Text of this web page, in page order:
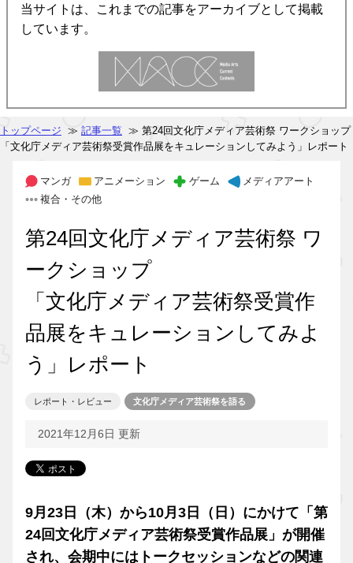
当サイトは、これまでの記事をアーカイブとして掲載
しています。
トップページ ≫ 記事一覧 ≫ 第24回文化庁メディア芸術祭 ワークショップ
「文化庁メディア芸術祭受賞作品展をキュレーションしてみよう」レポート
マンガ アニメーション ゲーム
メディアアート
複合・その他
第24回文化庁メディア芸術祭 ワ
ークショップ
「文化庁メディア芸術祭受賞作
品展をキュレーションしてみよ
う」レポート
レポート・レビュー 文化庁メディア芸術祭を語る
2021年12月6日 更新
9月23日（木）から10月3日（日）にかけて「第
24回文化庁メディア芸術祭受賞作品展」が開催
され、会期中にはトークセッションなどの関連